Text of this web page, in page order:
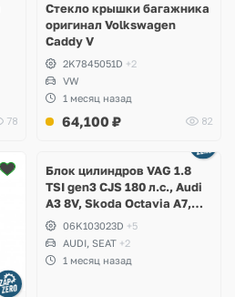
78
Стекло крышки багажника
оригинал Volkswagen
Caddy V
2K7845051D +2
VW
1 месяц назад
64,100 ₽ 82
Блок цилиндров VAG 1.8
TSI gen3 CJS 180 л.с., Audi
A3 8V, Skoda Octavia A7,
Superb, Volkswagen Passat
B8, Golf VII Alltrack, Seat
Leon
06K103023D +5
AUDI, SEAT +2
1 месяц назад